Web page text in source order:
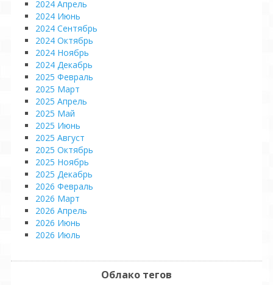
2024 Апрель
2024 Июнь
2024 Сентябрь
2024 Октябрь
2024 Ноябрь
2024 Декабрь
2025 Февраль
2025 Март
2025 Апрель
2025 Май
2025 Июнь
2025 Август
2025 Октябрь
2025 Ноябрь
2025 Декабрь
2026 Февраль
2026 Март
2026 Апрель
2026 Июнь
2026 Июль
Облако тегов